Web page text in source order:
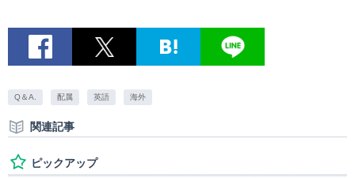
Q＆A. 配属 英語 海外
関連記事
ピックアップ